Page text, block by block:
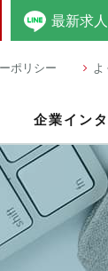
最新求
ポリシー よ
企業イン